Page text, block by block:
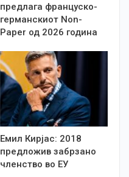
предлага француско-
германскиот Non-
Paper од 2026 година
Емил Кирјас: 2018
предложив забрзано
членство во ЕУ